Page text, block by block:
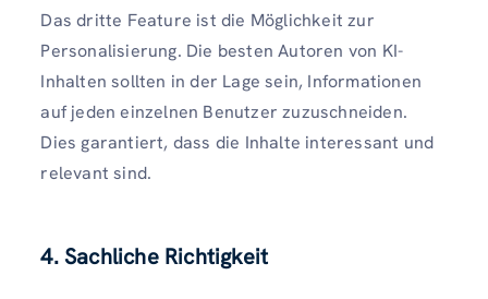
Das dritte Feature ist die Möglichkeit zur
Personalisierung. Die besten Autoren von KI-
Inhalten sollten in der Lage sein, Informationen
auf jeden einzelnen Benutzer zuzuschneiden.
Dies garantiert, dass die Inhalte interessant und
relevant sind.
4. Sachliche Richtigkeit